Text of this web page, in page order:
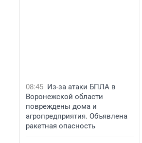
08:45 Из-за атаки БПЛА в
Воронежской области
повреждены дома и
агропредприятия. Объявлена
ракетная опасность